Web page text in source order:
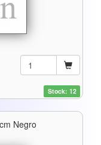
Stock: 12
Negro